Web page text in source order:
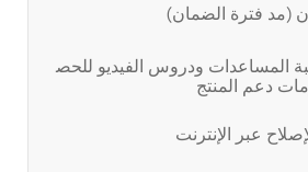
(مد فترة الضمان)
المساعدات ودروس الفيديو للحص
دعم المنتج
عبر الإنترنت